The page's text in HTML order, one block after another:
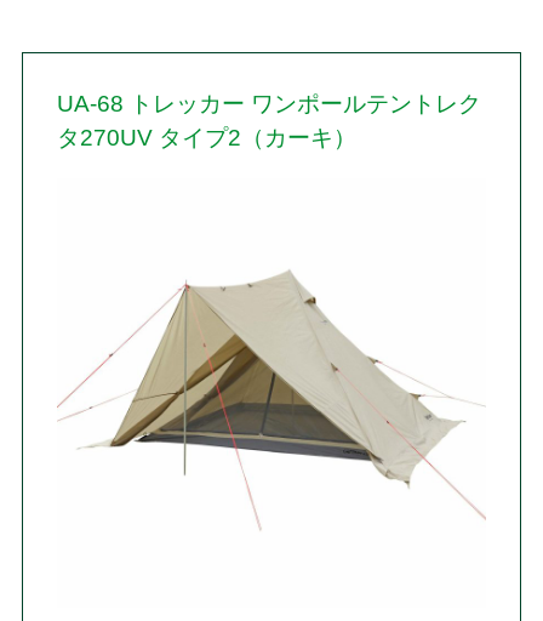
UA-68 トレッカー ワンポールテントレク
タ270UV タイプ2（カーキ）